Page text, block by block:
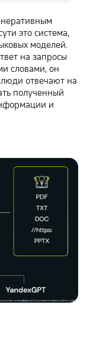
это система,
моделей.
на запросы
словами, он
отвечают на
полученный
и